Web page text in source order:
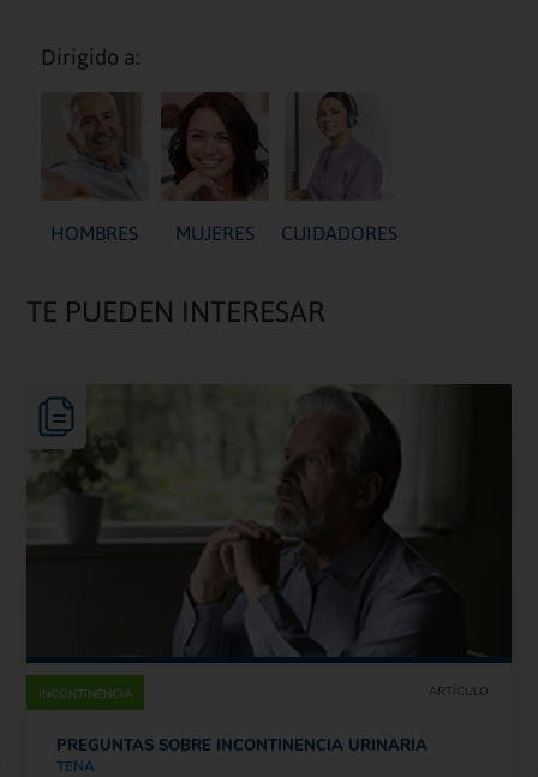
Dirigido a:
HOMBRES MUJERES CUIDADORES
TE PUEDEN INTERESAR
INCONTINENCIA ARTÍCULO
PREGUNTAS SOBRE INCONTINENCIA URINARIA
TENA